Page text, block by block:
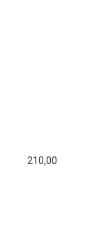
210,00